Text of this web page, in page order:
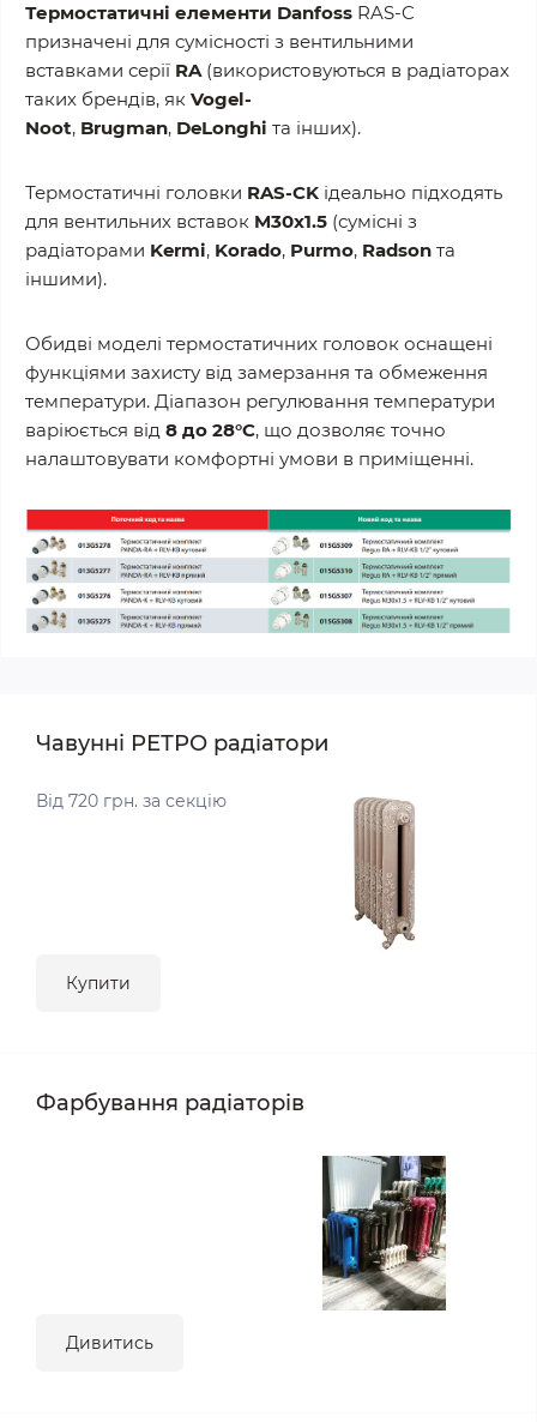
Термостатичні елементи Danfoss RAS-C
призначені для сумісності з вентильними
вставками серії RA(використовуються в радіаторах
таких брендів, як Vogel-
Noot, Brugman, DeLonghi та інших).
Термостатичні головки RAS-CK ідеально підходять
для вентильних вставок M30x1.5 (сумісні з
радіаторами Kermi, Korado, Purmo, Radson та
іншими).
Обидві моделі термостатичних головок оснащені
функціями захисту від замерзання та обмеження
температури. Діапазон регулювання температури
варіюється від 8 до 28°C, що дозволяє точно
налаштовувати комфортні умови в приміщенні.
Чавунні РЕТРО радіатори
Від 720 грн. за секцію
Купити
Фарбування радіаторів
Дивитись